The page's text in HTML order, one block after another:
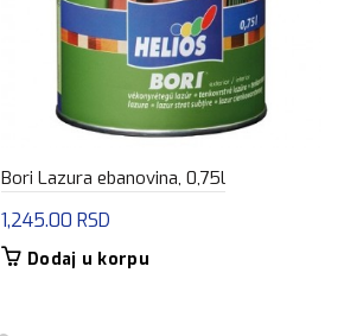
Bori Lazura ebanovina, 0,75l
1,245.00 RSD
Dodaj u korpu